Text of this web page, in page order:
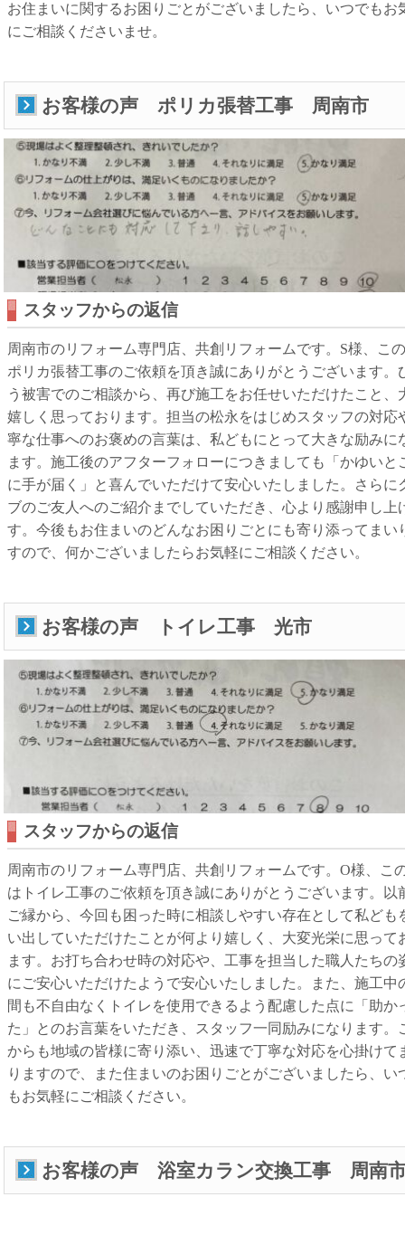
お住まいに関するお困りごとがございましたら、いつでもお
にご相談くださいませ。
お客様の声 ポリカ張替工事 周南市
スタッフからの返信
周南市のリフォーム専門店、共創リフォームです。S様、こ
ポリカ張替工事のご依頼を頂き誠にありがとうございます。
う被害でのご相談から、再び施工をお任せいただけたこと、
嬉しく思っております。担当の松永をはじめスタッフの対応
寧な仕事へのお褒めの言葉は、私どもにとって大きな励みに
ます。施工後のアフターフォローにつきましても「かゆいと
に手が届く」と喜んでいただけて安心いたしました。さらに
ブのご友人へのご紹介までしていただき、心より感謝申し上
す。今後もお住まいのどんなお困りごとにも寄り添ってまい
すので、何かございましたらお気軽にご相談ください。
お客様の声 トイレ工事 光市
スタッフからの返信
周南市のリフォーム専門店、共創リフォームです。O様、こ
はトイレ工事のご依頼を頂き誠にありがとうございます。以
ご縁から、今回も困った時に相談しやすい存在として私ども
い出していただけたことが何より嬉しく、大変光栄に思って
ます。お打ち合わせ時の対応や、工事を担当した職人たちの
にご安心いただけたようで安心いたしました。また、施工中
間も不自由なくトイレを使用できるよう配慮した点に「助か
た」とのお言葉をいただき、スタッフ一同励みになります。
からも地域の皆様に寄り添い、迅速で丁寧な対応を心掛けて
りますので、また住まいのお困りごとがございましたら、い
もお気軽にご相談ください。
お客様の声 浴室カラン交換工事 周南